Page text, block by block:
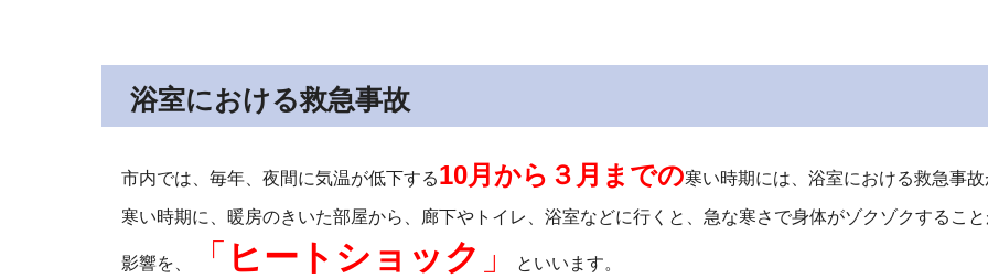
浴室における救急事故
市内では、毎年、夜間に気温が低下する10月から３月までの寒い時期には、浴室における救急事
寒い時期に、暖房のきいた部屋から、廊下やトイレ、浴室などに行くと、急な寒さで身体がゾクゾクするこ
影響を、 「 ヒートショック 」 といいます。